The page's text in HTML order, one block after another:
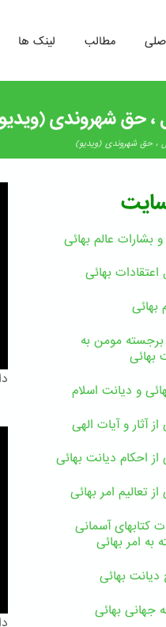
لینک ها مطالب
حق شهروندی
، حق شهروندی (ویدیو)
و بشارات عالم بهائى
بهائی
بهائی
برجسته مومن به
بهائی
و دیانت اسلام
آثار و آیات الهی
احکام دیانت بهائی
تعالیم امر بهائی
کتابهای آسمانی
به امر بهائی
دیانت بهائی
جهانی بهائی